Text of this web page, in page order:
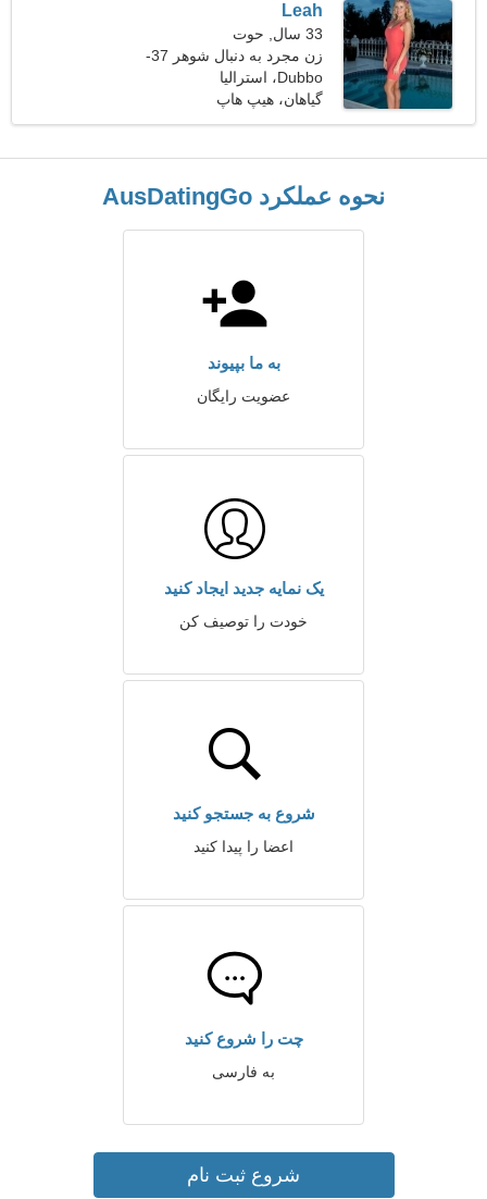
Leah
33 سال, حوت
زن مجرد به دنبال شوهر 37-
44
Dubbo، استرالیا
گیاهان، هیپ هاپ
نحوه عملکرد AusDatingGo
به ما بپیوند
عضویت رایگان
یک نمایه جدید ایجاد کنید
خودت را توصیف کن
شروع به جستجو کنید
اعضا را پیدا کنید
چت را شروع کنید
به فارسی
شروع ثبت نام